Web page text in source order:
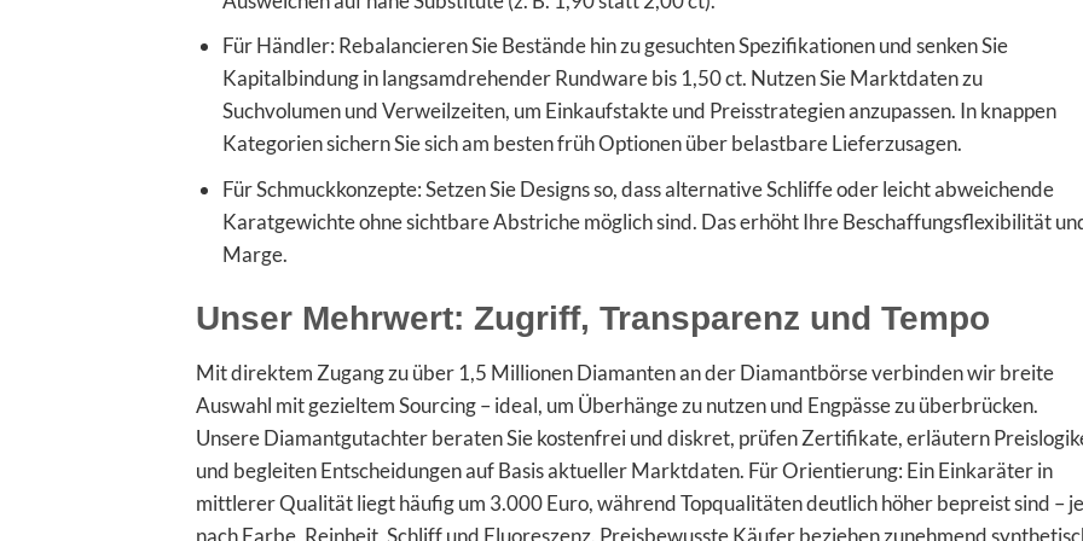
Für Händler: Rebalancieren Sie Bestände hin zu gesuchten Spezifikationen und senken Sie
Kapitalbindung in langsamdrehender Rundware bis 1,50 ct. Nutzen Sie Marktdaten zu
Suchvolumen und Verweilzeiten, um Einkaufstakte und Preisstrategien anzupassen. In knappen
Kategorien sichern Sie sich am besten früh Optionen über belastbare Lieferzusagen.
Für Schmuckkonzepte: Setzen Sie Designs so, dass alternative Schliffe oder leicht abweichende
Karatgewichte ohne sichtbare Abstriche möglich sind. Das erhöht Ihre Beschaffungsflexibilität
Marge.
Unser Mehrwert: Zugriff, Transparenz und Tempo
Mit direktem Zugang zu über 1,5 Millionen Diamanten an der Diamantbörse verbinden wir breite
Auswahl mit gezieltem Sourcing – ideal, um Überhänge zu nutzen und Engpässe zu überbrücken.
Unsere Diamantgutachter beraten Sie kostenfrei und diskret, prüfen Zertifikate, erläutern
und begleiten Entscheidungen auf Basis aktueller Marktdaten. Für Orientierung: Ein Einkaräter in
mittlerer Qualität liegt häufig um 3.000 Euro, während Topqualitäten deutlich höher bepreist sind – je
nach Farbe, Reinheit, Schliff und Fluoreszenz. Preisbewusste Käufer beziehen zunehmend